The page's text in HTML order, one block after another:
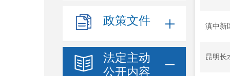
政策文件
法定主动
公开内容
滇中新
昆明长